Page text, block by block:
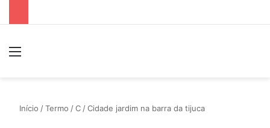
Início /Termo /C /Cidade jardim na barra da tijuca